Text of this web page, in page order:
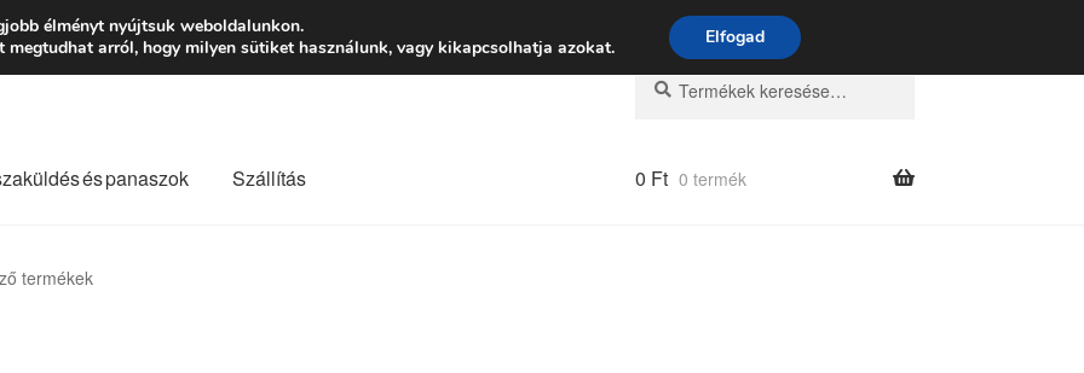
tól Hétfő-Péntek 9:00–16:0006 80 088 054
Keresés
Keresés
és panaszok Szállítás 0 Ft 0 termék
termékek
élményt nyújtsuk weboldalunkon.
megtudhat arról, hogy milyen sütiket használunk, vagy kikapcsolhatja azokat.
Elfogad